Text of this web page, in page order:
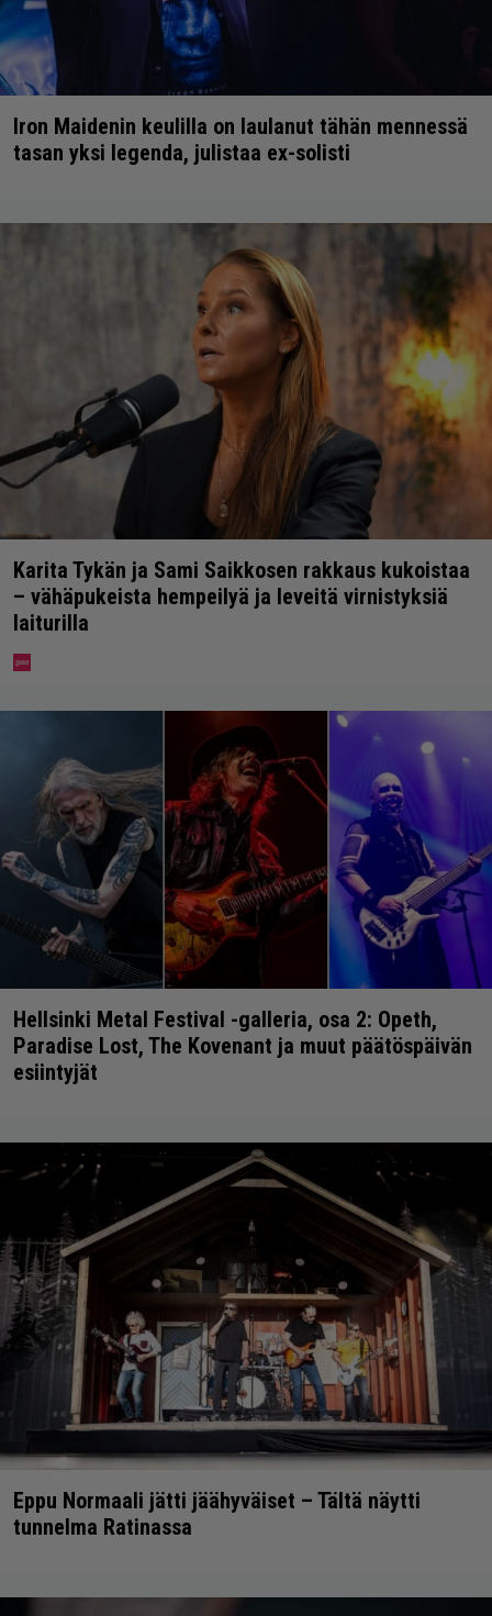
Iron Maidenin keulilla on laulanut tähän mennessä
tasan yksi legenda, julistaa ex-solisti
Karita Tykän ja Sami Saikkosen rakkaus kukoistaa
– vähäpukeista hempeilyä ja leveitä virnistyksiä
laiturilla
Hellsinki Metal Festival -galleria, osa 2: Opeth,
Paradise Lost, The Kovenant ja muut päätöspäivän
esiintyjät
Eppu Normaali jätti jäähyväiset – Tältä näytti
tunnelma Ratinassa